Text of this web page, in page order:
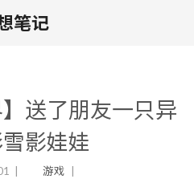
笔记
】送了朋友一只异
影娃娃
游戏